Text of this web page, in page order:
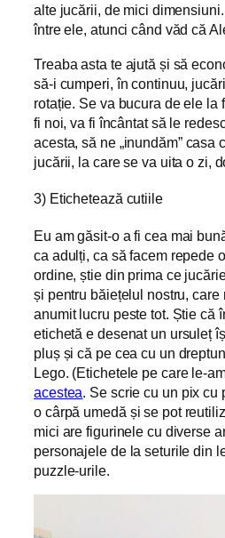
alte jucării, de mici
între ele, atunci când văd că
Treaba asta te ajută și să
să-i cumperi, în continuu,
rotație. Se va bucura de ele la
fi noi, va fi încântat să le
acesta, să ne „inundăm” casa
jucării, la care se va uita o zi,
3) Etichetează cutiile
Eu am găsit-o a fi cea mai
ca adulți, ca să facem repede
ordine, știe din prima ce
și pentru băiețelul nostru, care
anumit lucru peste tot. Știe că
etichetă e desenat un ursuleț
pluș și că pe cea cu un
Lego. (Etichetele pe care le-
acestea. Se scrie cu un pix cu
o cârpă umedă și se pot
mici are figurinele cu diverse
personajele de la seturile din
puzzle-urile.